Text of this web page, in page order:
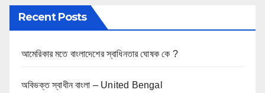
Recent Posts
আমেরিকার মতে বাংলাদেশের স্বাধিনতার ঘোষক কে ?
অবিভক্ত স্বাধীন বাংলা – United Bengal